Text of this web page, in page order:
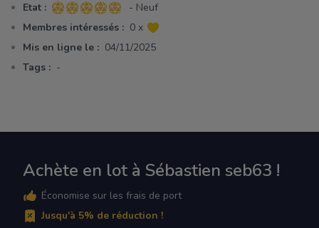
Etat : 5 sur 5 étoiles
- Neuf
Membres intéressés : 0 x
Mis en ligne le : 04/11/2025
Tags : -
Achète en lot à Sébastien seb63 !
Économise sur les frais de port
Jusqu'à 5% de réduction !